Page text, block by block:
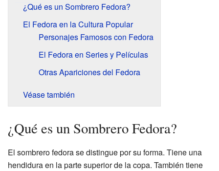
¿Qué es un Sombrero Fedora?
El Fedora en la Cultura Popular
Personajes Famosos con Fedora
El Fedora en Series y Películas
Otras Apariciones del Fedora
Véase también
¿Qué es un Sombrero Fedora?
El sombrero fedora se distingue por su forma. Tiene una
hendidura en la parte superior de la copa. También tiene